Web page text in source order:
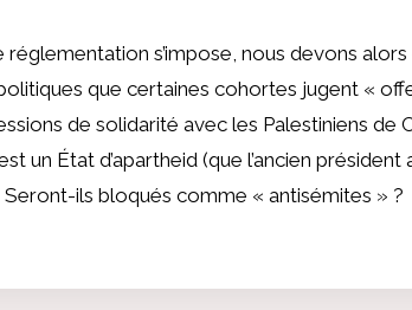
réglementation s’impose, nous devons
que certaines cohortes jugent «
de solidarité avec les Palestiniens de
un État d’apartheid (que l’ancien
Seront-ils bloqués comme « antisémites » ?